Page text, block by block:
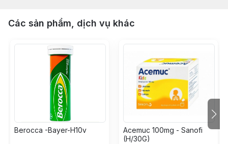
Các sản phẩm, dịch vụ khác
Berocca -Bayer-H10v
Acemuc 100mg - Sanofi
(H/30G)